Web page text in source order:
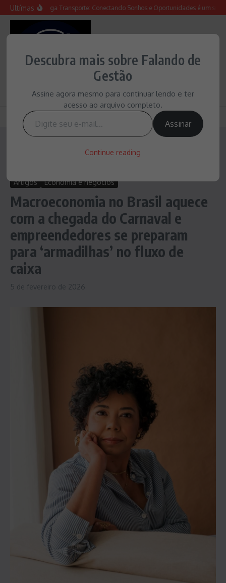
Ir para o conteúdo
Ultímas
Feira Emprega Transporte: Conectando Sonhos e Oportunidades é um
Conteúdo e ideias para uma gestão melhor
com a chegada do Carnaval e empreendedores se preparam para
Artigos Economia e negócios
Macroeconomia no Brasil aquece
com a chegada do Carnaval e
empreendedores se preparam
para ‘armadilhas’ no fluxo de
caixa
5 de fevereiro de 2026
Descubra mais sobre Falando de
Gestão
Assine agora mesmo para continuar lendo e ter
acesso ao arquivo completo.
Digite seu e-mail…
Assinar
Continue reading